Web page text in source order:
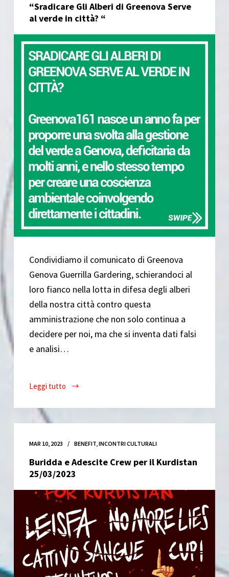
“Sradicare Gli Alberi di Greenova Serve
al verde in città? “
Condividiamo il comunicato di Greenova
Genova Guerrilla Gardering, schierandoci al
loro fianco nella lotta in difesa degli alberi
della nostra città contro questa
amministrazione che non solo continua a
decidere per noi, ma che si inventa dati falsi
e analisi…
Leggi tutto
“Sradicare
Greenova
al
verde
in
città?
“
MAR 10, 2023 BENEFIT, INCONTRI CULTURALI
Buridda e Adescite Crew per il Kurdistan
25/03/2023